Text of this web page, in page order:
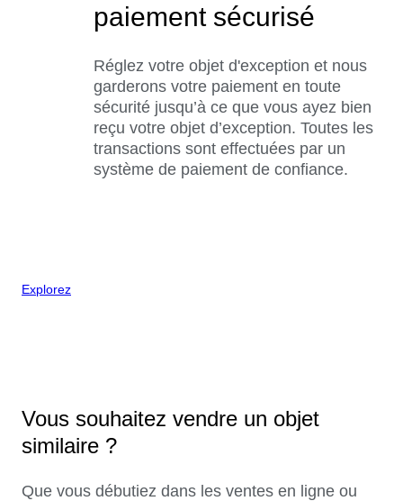
paiement sécurisé
Réglez votre objet d'exception et nous
garderons votre paiement en toute
sécurité jusqu’à ce que vous ayez bien
reçu votre objet d’exception. Toutes les
transactions sont effectuées par un
système de paiement de confiance.
Explorez
Vous souhaitez vendre un objet
similaire ?
Que vous débutiez dans les ventes en ligne ou